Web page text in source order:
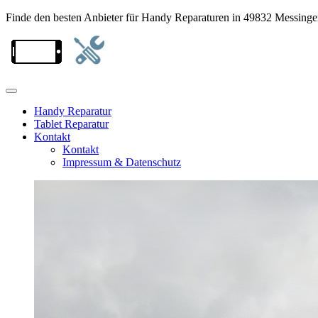
Finde den besten Anbieter für Handy Reparaturen in 49832
Handy Reparatur
Tablet Reparatur
Kontakt
Kontakt
Impressum & Datenschutz